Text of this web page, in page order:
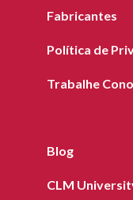
Fabricantes
Política de
Trabalhe
Blog
CLM